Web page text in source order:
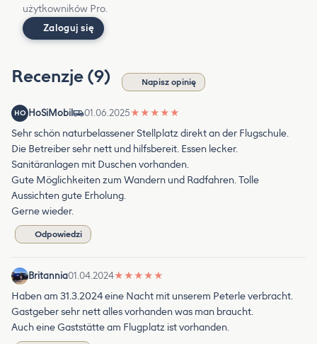
użytkowników Pro.
Zaloguj się
Recenzje (9) Napisz opinię
HO HoSiMobil 01.06.2025★ ★ ★ ★ ★
Sehr schön naturbelassener Stellplatz direkt an der Flugschule.
Die Betreiber sehr nett und hilfsbereit. Essen lecker.
Sanitäranlagen mit Duschen vorhanden.
Gute Möglichkeiten zum Wandern und Radfahren. Tolle
Aussichten gute Erholung.
Gerne wieder.
Odpowiedzi
Britannia01.04.2024★ ★ ★ ★ ★
Haben am 31.3.2024 eine Nacht mit unserem Peterle verbracht.
Gastgeber sehr nett alles vorhanden was man braucht.
Auch eine Gaststätte am Flugplatz ist vorhanden.